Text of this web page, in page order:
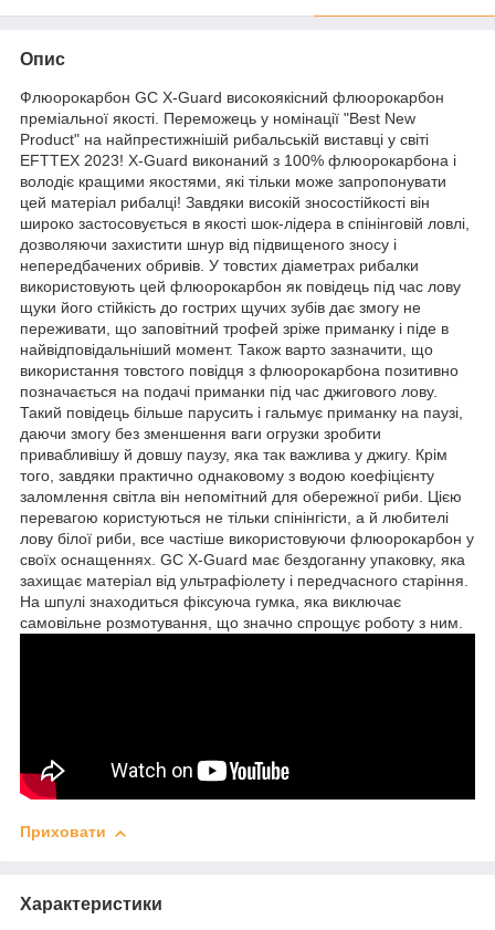
Опис
Флюорокарбон GC X-Guard високоякісний флюорокарбон
преміальної якості. Переможець у номінації "Best New
Product" на найпрестижнішій рибальській виставці у світі
EFTTEX 2023! X-Guard виконаний з 100% флюорокарбона і
володіє кращими якостями, які тільки може запропонувати
цей матеріал рибалці! Завдяки високій зносостійкості він
широко застосовується в якості шок-лідера в спінінговій ловлі,
дозволяючи захистити шнур від підвищеного зносу і
непередбачених обривів. У товстих діаметрах рибалки
використовують цей флюорокарбон як повідець під час лову
щуки його стійкість до гострих щучих зубів дає змогу не
переживати, що заповітний трофей зріже приманку і піде в
найвідповідальніший момент. Також варто зазначити, що
використання товстого повідця з флюорокарбона позитивно
позначається на подачі приманки під час джигового лову.
Такий повідець більше парусить і гальмує приманку на паузі,
даючи змогу без зменшення ваги огрузки зробити
привабливішу й довшу паузу, яка так важлива у джигу. Крім
того, завдяки практично однаковому з водою коефіцієнту
заломлення світла він непомітний для обережної риби. Цією
перевагою користуються не тільки спінінгісти, а й любителі
лову білої риби, все частіше використовуючи флюорокарбон у
своїх оснащеннях. GC X-Guard має бездоганну упаковку, яка
захищає матеріал від ультрафіолету і передчасного старіння.
На шпулі знаходиться фіксуюча гумка, яка виключає
самовільне розмотування, що значно спрощує роботу з ним.
Приховати
Характеристики